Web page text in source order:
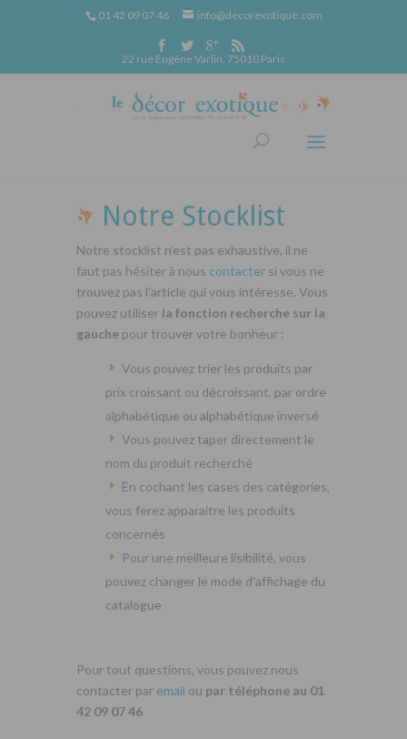
01 42 09 07 46 info@decorexotique.com
22 rue Eugène Varlin, 75010 Paris
Notre Stocklist
Notre stocklist n’est pas exhaustive, il ne
faut pas hésiter à nous contacter si vous ne
trouvez pas l’article qui vous intéresse. Vous
pouvez utiliser la fonction recherche sur la
gauche pour trouver votre bonheur :
Vous pouvez trier les produits par
prix croissant ou décroissant, par ordre
alphabétique ou alphabétique inversé
Vous pouvez taper directement le
nom du produit recherché
En cochant les cases des catégories,
vous ferez apparaitre les produits
concernés
Pour une meilleure lisibilité, vous
pouvez changer le mode d’affichage du
catalogue
Pour tout questions, vous pouvez nous
contacter par email ou par téléphone au 01
42 09 07 46